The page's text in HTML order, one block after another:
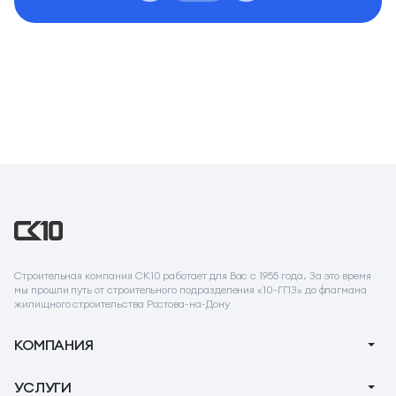
Строительная компания СК10 работает для Вас с 1955 года. За это время
мы прошли путь от строительного подразделения «10-ГПЗ» до флагмана
жилищного строительства Ростова-на-Дону
КОМПАНИЯ
О компании
УСЛУГИ